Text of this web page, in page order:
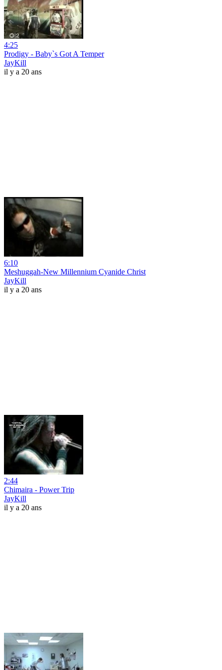
4:25
Prodigy - Baby`s Got A Temper
JayKill
il y a 20 ans
6:10
Meshuggah-New Millennium Cyanide Christ
JayKill
il y a 20 ans
2:44
Chimaira - Power Trip
JayKill
il y a 20 ans